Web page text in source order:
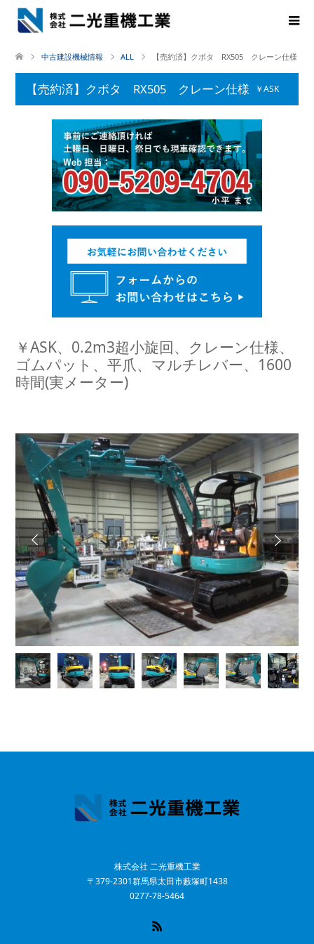
中古建設機械情報 ALL 【売約済】クボタ RX505 クレーン仕様
【売約済】クボタ RX505 クレーン仕様 ￥ASK
￥ASK、0.2m3超小旋回、クレーン仕様、
ゴムパット、平爪、マルチレバー、1600
時間(実メーター)
Next
株式会社 二光重機工業
〒379-2301群馬県太田市藪塚町1438
0277-78-5464